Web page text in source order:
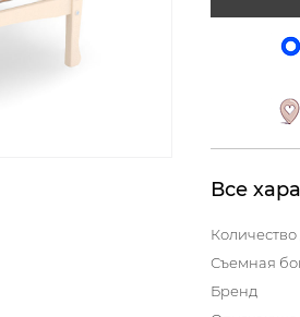
Все
Количество
Съемная
Бренд